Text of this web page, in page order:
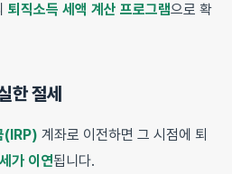
퇴직소득 세액 계산 프로그램으로 확
한 절세
(IRP) 계좌로 이전하면 그 시점에 퇴
가 이연됩니다.